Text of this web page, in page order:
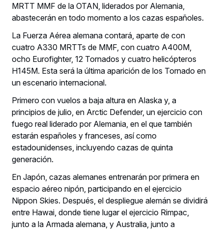
MRTT MMF de la OTAN, liderados por Alemania,
abastecerán en todo momento a los cazas españoles.
La Fuerza Aérea alemana contará, aparte de con
cuatro A330 MRTTs de MMF, con cuatro A400M,
ocho Eurofighter, 12 Tornados y cuatro helicópteros
H145M. Esta será la última aparición de los Tornado en
un escenario internacional.
Primero con vuelos a baja altura en Alaska y, a
principios de julio, en Arctic Defender, un ejercicio con
fuego real liderado por Alemania, en el que también
estarán españoles y franceses, así como
estadounidenses, incluyendo cazas de quinta
generación.
En Japón, cazas alemanes entrenarán por primera en
espacio aéreo nipón, participando en el ejercicio
Nippon Skies. Después, el despliegue alemán se dividirá
entre Hawai, donde tiene lugar el ejercicio Rimpac,
junto a la Armada alemana, y Australia, junto a